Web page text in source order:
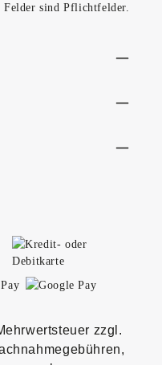
sind Pflichtfelder.
zzgl.